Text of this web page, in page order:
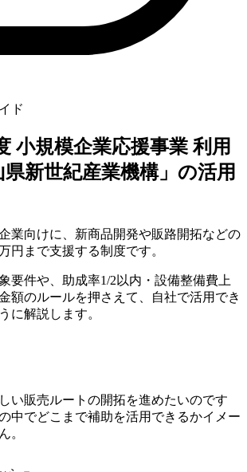
ド
小規模企業応援事業 利用
県新世紀産業機構」の活用
業向けに、新商品開発や販路開拓などの
円まで支援する制度です。
要件や、助成率1/2以内・設備整備費上
額のルールを押さえて、自社で活用でき
に解説します。
い販売ルートの開拓を進めたいのです
中でどこまで補助を活用できるかイメー
。